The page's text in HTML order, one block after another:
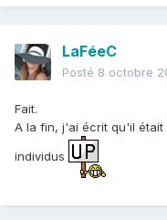
LaFéeC
Posté 8 octobre
Fait.
A la fin, j'ai écrit qu'il
individus